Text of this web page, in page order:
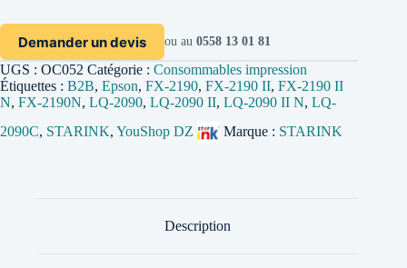
Demander un devis ou au 0558 13 01 81
UGS : OC052 Catégorie : Consommables impression
Étiquettes : B2B, Epson, FX-2190, FX-2190 II, FX-2190 II
N, FX-2190N, LQ-2090, LQ-2090 II, LQ-2090 II N, LQ-
2090C, STARINK, YouShop DZ Marque : STARINK
Description